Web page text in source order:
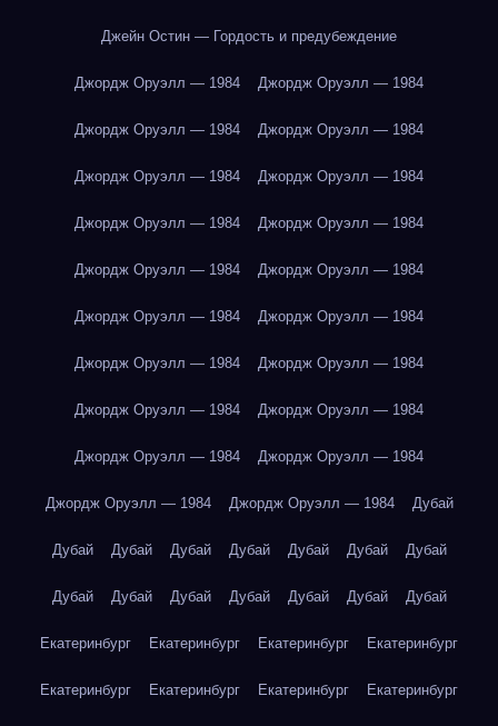
Джейн Остин — Гордость и предубеждение
Джордж Оруэлл — 1984 Джордж Оруэлл — 1984
Джордж Оруэлл — 1984 Джордж Оруэлл — 1984
Джордж Оруэлл — 1984 Джордж Оруэлл — 1984
Джордж Оруэлл — 1984 Джордж Оруэлл — 1984
Джордж Оруэлл — 1984 Джордж Оруэлл — 1984
Джордж Оруэлл — 1984 Джордж Оруэлл — 1984
Джордж Оруэлл — 1984 Джордж Оруэлл — 1984
Джордж Оруэлл — 1984 Джордж Оруэлл — 1984
Джордж Оруэлл — 1984 Джордж Оруэлл — 1984
Джордж Оруэлл — 1984 Джордж Оруэлл — 1984 Дубай
Дубай Дубай Дубай Дубай Дубай Дубай Дубай
Дубай Дубай Дубай Дубай Дубай Дубай Дубай
Екатеринбург Екатеринбург Екатеринбург Екатеринбург
Екатеринбург Екатеринбург Екатеринбург Екатеринбург